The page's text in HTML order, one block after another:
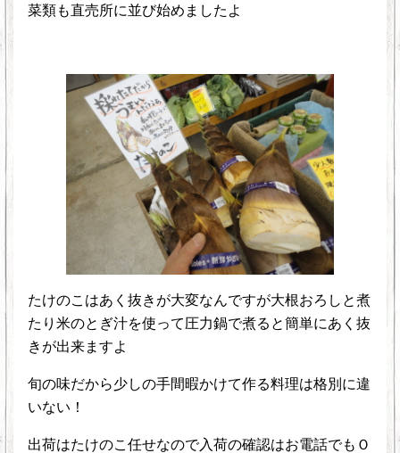
菜類も直売所に並び始めましたよ
たけのこはあく抜きが大変なんですが大根おろしと煮
たり米のとぎ汁を使って圧力鍋で煮ると簡単にあく抜
きが出来ますよ
旬の味だから少しの手間暇かけて作る料理は格別に違
いない！
出荷はたけのこ任せなので入荷の確認はお電話でもＯ